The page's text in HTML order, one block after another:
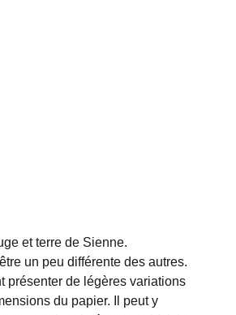
et terre de Sienne.
un peu différente des autres.
présenter de légères variations
du papier. Il peut y